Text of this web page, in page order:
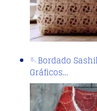
🪡Bordado
Gráficos…